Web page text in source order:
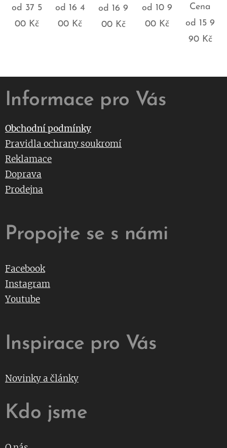
od 37 5
00Kč
od 16 4
00 Kč
od 16 9
00Kč
od 10 9
00Kč
Cena
od 15 9
90Kč
Informace pro Vás
Obchodní podmínky
Pravidla ochrany soukromí
Reklamace
Doprava
Prodejna
Propojte se s námi
Facebook
Instagram
Youtube
Inspirace pro Vás
Novinky a články
Kdo jsme